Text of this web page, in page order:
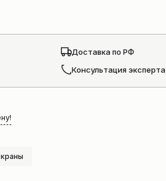
Доставка по РФ
Консультация эксперта